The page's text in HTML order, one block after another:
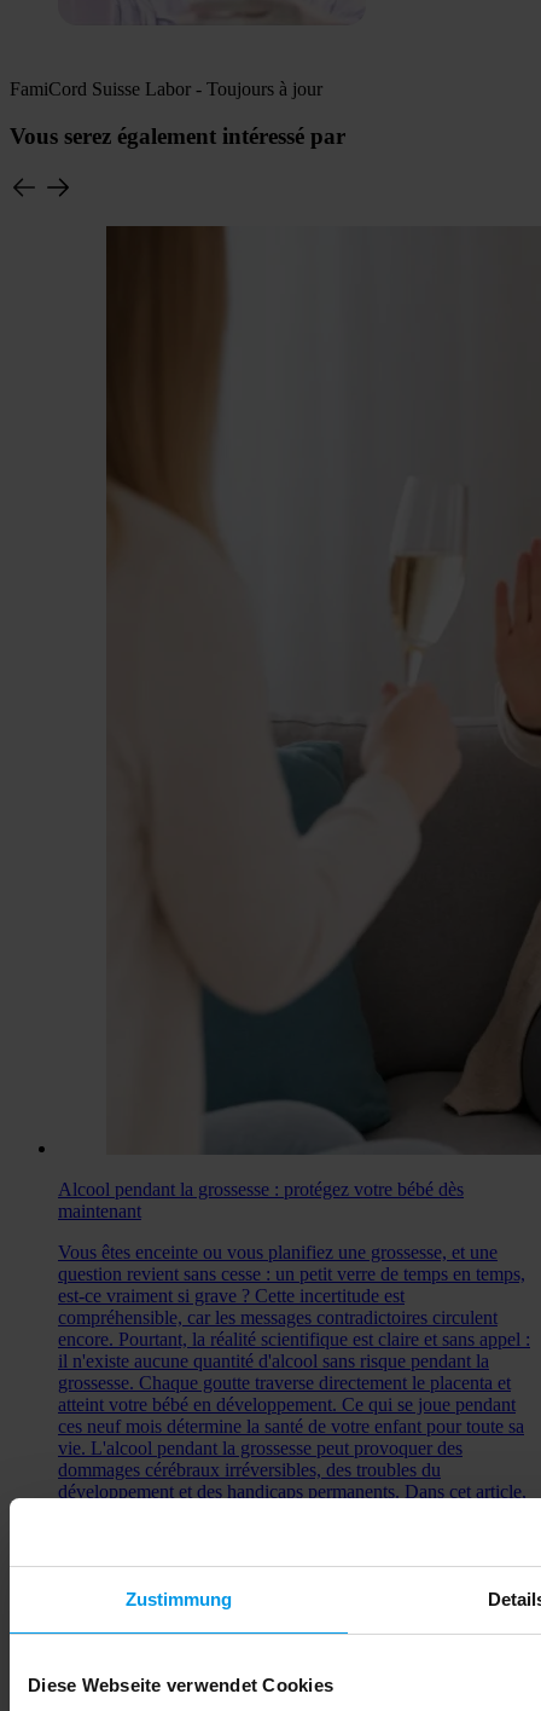
Zustimmung
Diese Webseite verwendet Cookies
FamiCord Suisse Labor - Toujours à jour
Vous serez également intéressé par
Alcool pendant la grossesse : protégez votre bébé dès
maintenant
Vous êtes enceinte ou vous planifiez une grossesse, et une
question revient sans cesse : un petit verre de temps en temps,
est-ce vraiment si grave ? Cette incertitude est
compréhensible, car les messages contradictoires circulent
encore. Pourtant, la réalité scientifique est claire et sans appel :
il n'existe aucune quantité d'alcool sans risque pendant la
grossesse. Chaque goutte traverse directement le placenta et
atteint votre bébé en développement. Ce qui se joue pendant
ces neuf mois détermine la santé de votre enfant pour toute sa
vie. L'alcool pendant la grossesse peut provoquer des
dommages cérébraux irréversibles, des troubles du
développement et des handicaps permanents. Dans cet article,
départ possible.